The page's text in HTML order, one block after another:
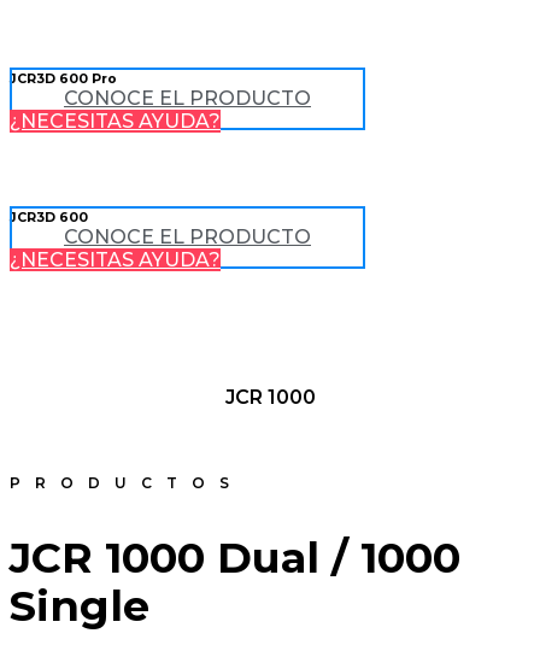
JCR3D 600 Pro
CONOCE EL PRODUCTO
¿NECESITAS AYUDA?
JCR3D 600
CONOCE EL PRODUCTO
¿NECESITAS AYUDA?
JCR 1000
PRODUCTOS
JCR 1000 Dual / 1000
Single